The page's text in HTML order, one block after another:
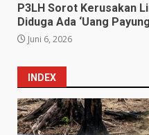
P3LH Sorot Kerusakan
Diduga Ada ‘Uang
Juni 6, 2026
INDEX